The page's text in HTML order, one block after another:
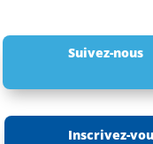
Suivez-nous
Inscrivez-